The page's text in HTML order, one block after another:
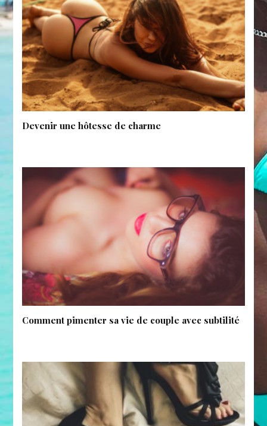
Devenir une hôtesse de charme
Comment pimenter sa vie de couple avec subtilité